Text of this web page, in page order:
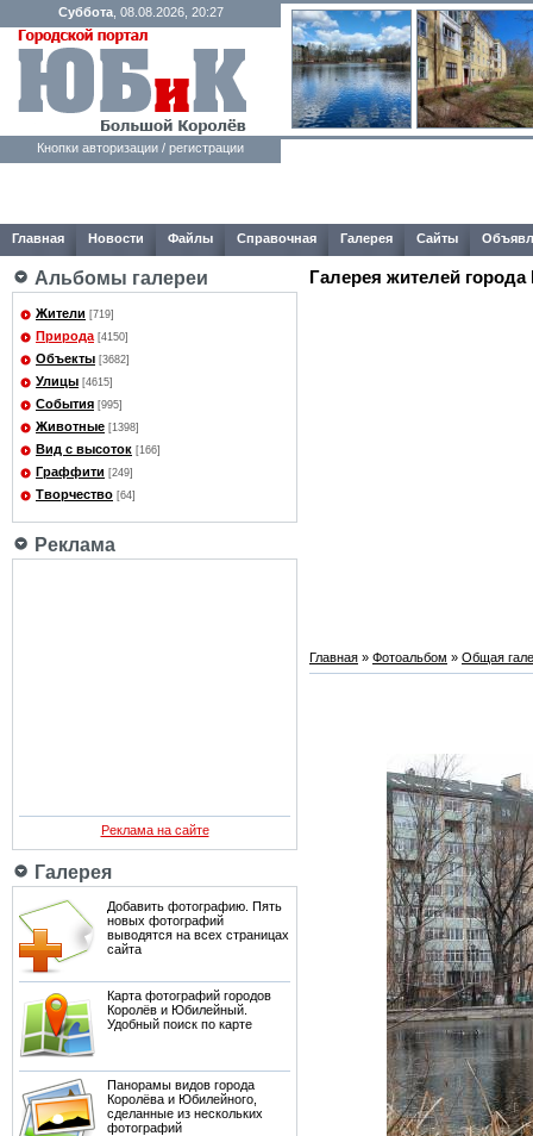
Суббота, 08.08.2026, 20:27
Кнопки авторизации / регистрации
Главная Новости Файлы Справочная Галерея Сайты
Альбомы галереи
Жители [719]
Природа [4150]
Объекты [3682]
Улицы [4615]
События [995]
Животные [1398]
Вид с высоток [166]
Граффити [249]
Творчество [64]
Реклама
Реклама на сайте
Галерея
Добавить фотографию. Пять
новых фотографий
выводятся на всех страницах
сайта
Карта фотографий городов
Королёв и Юбилейный.
Удобный поиск по карте
Панорамы видов города
Королёва и Юбилейного,
сделанные из нескольких
фотографий
Галерея жителей города
Главная » Фотоальбом » Общая